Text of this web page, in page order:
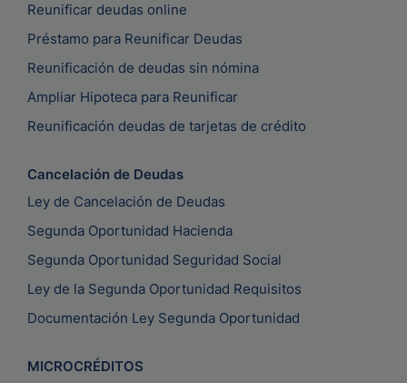
Reunificar deudas online
Préstamo para Reunificar Deudas
Reunificación de deudas sin nómina
Ampliar Hipoteca para Reunificar
Reunificación deudas de tarjetas de crédito
Cancelación de Deudas
Ley de Cancelación de Deudas
Segunda Oportunidad Hacienda
Segunda Oportunidad Seguridad Social
Ley de la Segunda Oportunidad Requisitos
Documentación Ley Segunda Oportunidad
MICROCRÉDITOS